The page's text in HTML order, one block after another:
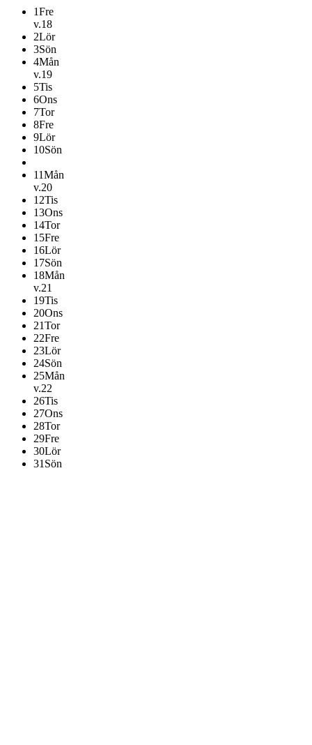
1Fre
v.18
2Lör
3Sön
4Mån
v.19
5Tis
6Ons
7Tor
8Fre
9Lör
10Sön
11Mån
v.20
12Tis
13Ons
14Tor
15Fre
16Lör
17Sön
18Mån
v.21
19Tis
20Ons
21Tor
22Fre
23Lör
24Sön
25Mån
v.22
26Tis
27Ons
28Tor
29Fre
30Lör
31 Sön